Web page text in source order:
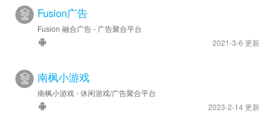
Fusion广告
Fusion 融合广告 - 广告聚合平台
2021-3-6 更新
南枫小游戏
南枫小游戏 - 休闲游戏/广告聚合平台
2023-2-14 更新